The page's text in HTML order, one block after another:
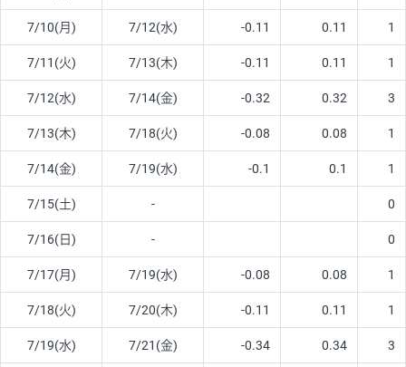
7/10(月) 7/12(水) -0.11 0.11 1
7/11(火) 7/13(木) -0.11 0.11 1
7/12(水) 7/14(金) -0.32 0.32 3
7/13(木) 7/18(火) -0.08 0.08 1
7/14(金) 7/19(水) -0.1 0.1 1
7/15(土) - 0
7/16(日) - 0
7/17(月) 7/19(水) -0.08 0.08 1
7/18(火) 7/20(木) -0.11 0.11 1
7/19(水) 7/21(金) -0.34 0.34 3